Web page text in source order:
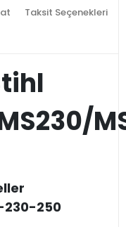
Taksit Seçenekleri
230-250